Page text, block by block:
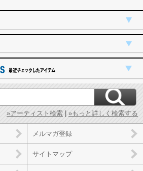
»アーティスト検索 »もっと詳しく検索する
メルマガ登録
サイトマップ